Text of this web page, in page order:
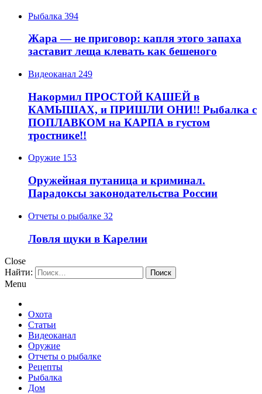
Рыбалка 394
Жара — не приговор: капля этого запаха
заставит леща клевать как бешеного
Видеоканал 249
Накормил ПРОСТОЙ КАШЕЙ в
КАМЫШАХ, и ПРИШЛИ ОНИ!! Рыбалка с
ПОПЛАВКОМ на КАРПА в густом
тростнике!!
Оружие 153
Оружейная путаница и криминал.
Парадоксы законодательства России
Отчеты о рыбалке 32
Ловля щуки в Карелии
Close
Найти:
Menu
Охота
Статьи
Видеоканал
Оружие
Отчеты о рыбалке
Рецепты
Рыбалка
Дом